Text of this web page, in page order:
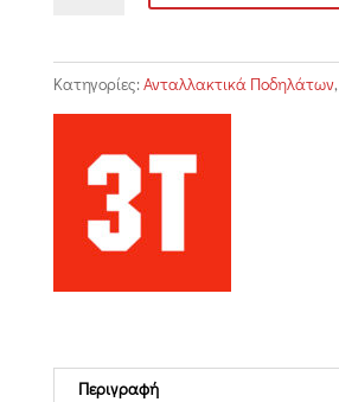
ποσότητα
Κατηγορίες: Ανταλλακτικά Ποδηλάτων,
Περιγραφή